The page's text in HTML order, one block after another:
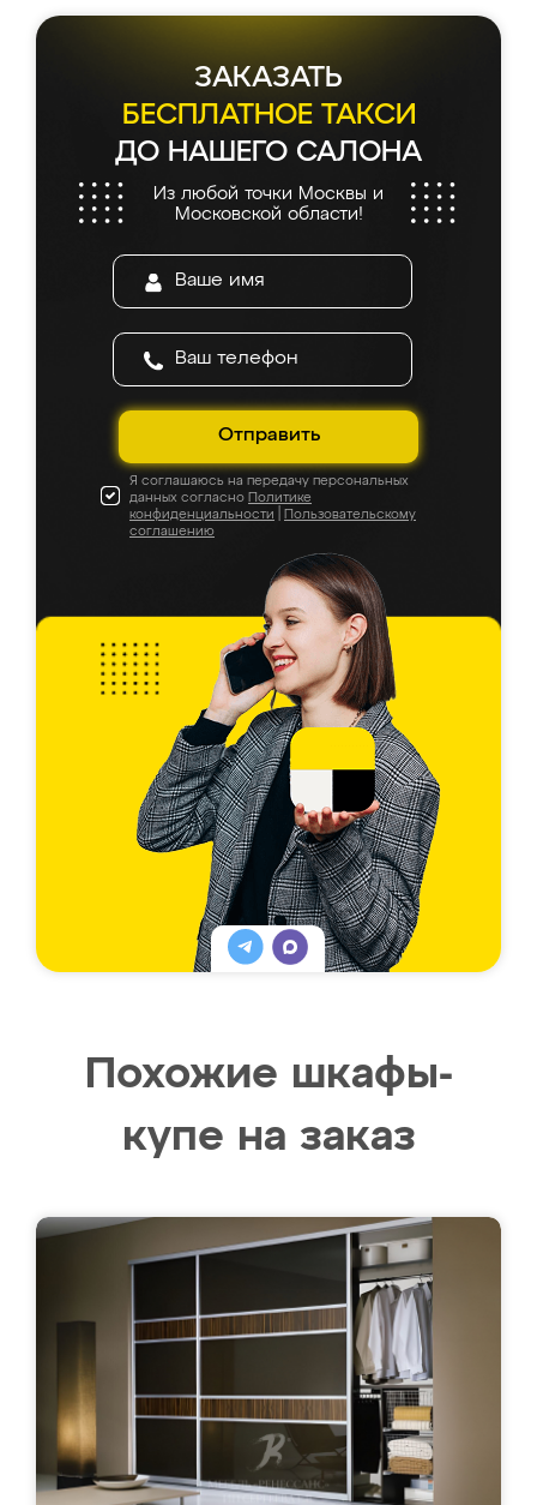
ЗАКАЗАТЬ
БЕСПЛАТНОЕ ТАКСИ
ДО НАШЕГО САЛОНА
Из любой точки Москвы и
Московской области!
Отправить
Я соглашаюсь на передачу персональных
данных согласно Политике
конфиденциальности
Пользовательскому
соглашению
Похожие шкафы-
купе на заказ